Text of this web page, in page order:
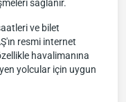
sağlanır.
ve bilet
resmi internet
havalimanına
yolcular için uygun